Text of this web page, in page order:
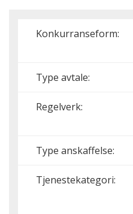
Konkurranseform:
Type avtale:
Regelverk:
Type anskaffelse:
Tjenestekategori: